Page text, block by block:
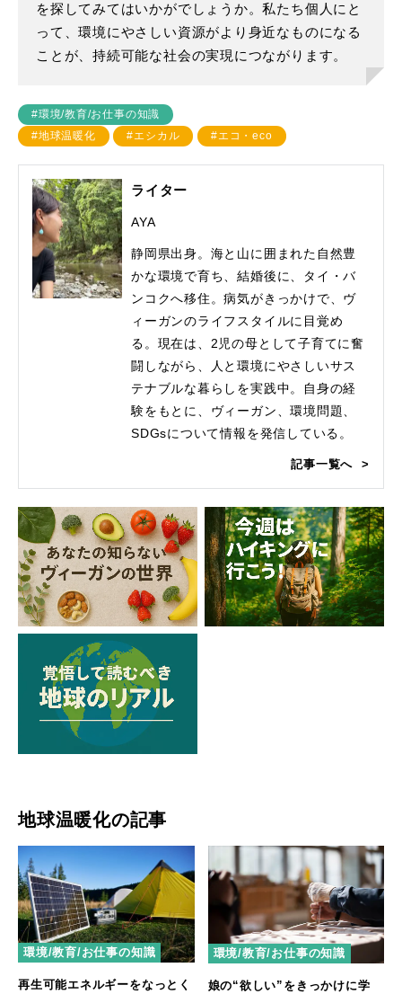
を探してみてはいかがでしょうか。私たち個人にと
って、環境にやさしい資源がより身近なものになる
ことが、持続可能な社会の実現につながります。
#環境/教育/お仕事の知識
#地球温暖化
#エシカル #エコ・eco
ライター
AYA
静岡県出身。海と山に囲まれた自然豊
かな環境で育ち、結婚後に、タイ・バ
ンコクへ移住。病気がきっかけで、ヴ
ィーガンのライフスタイルに目覚め
る。現在は、2児の母として子育てに奮
闘しながら、人と環境にやさしいサス
テナブルな暮らしを実践中。自身の経
験をもとに、ヴィーガン、環境問題、
SDGsについて情報を発信している。
記事一覧へ
地球温暖化の記事
環境/教育/お仕事の知識
再生可能エネルギーをなっとく
環境/教育/お仕事の知識
娘の“欲しい”をきっかけに学